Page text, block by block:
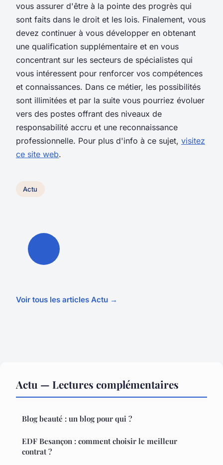
vous assurer d'être à la pointe des progrès qui
sont faits dans le droit et les lois. Finalement, vous
devez continuer à vous développer en obtenant
une qualification supplémentaire et en vous
concentrant sur les secteurs de spécialistes qui
vous intéressent pour renforcer vos compétences
et connaissances. Dans ce métier, les possibilités
sont illimitées et par la suite vous pourriez évoluer
vers des postes offrant des niveaux de
responsabilité accru et une reconnaissance
professionnelle. Pour plus d'info à ce sujet, visitez
ce site web.
Actu
Voir tous les articles Actu →
Actu — Lectures complémentaires
Blog beauté : un blog pour qui ?
EDF Besançon : comment choisir le meilleur
contrat ?